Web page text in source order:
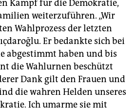
Kampf für die Demokratie,
weiterzuführen. „Wir
Wahlprozess der letzten
Er bedankte sich bei
abgestimmt haben und bis
die Wahlurnen beschützt
Dank gilt den Frauen und
die wahren Helden unseres
Ich umarme sie mit